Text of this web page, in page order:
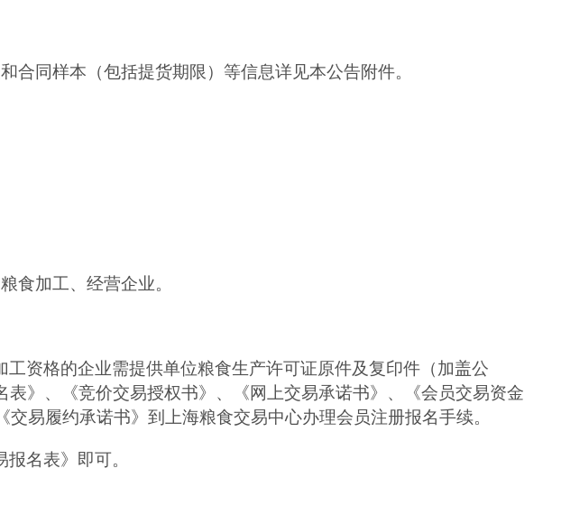
和合同样本 （包括提货期限）等信息详见本公告附件。
食加工、经营企业。
资格的企业需提供单位粮食生产许可证原件及复印件（加盖公
》、《竞价交易授权书》、《网上交易承诺书》、《会员交易资金
交易履约承诺书》到上海粮食交易中心办理会员注册报名手续。
名表》即可。